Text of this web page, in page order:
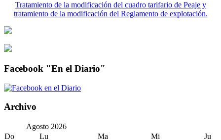
Tratamiento de la modificación del cuadro tarifario de Peaje y
tratamiento de la modificación del Reglamento de explotación.
Facebook "En el Diario"
Archivo
Agosto 2026
Do
Lu Ma Mi Ju